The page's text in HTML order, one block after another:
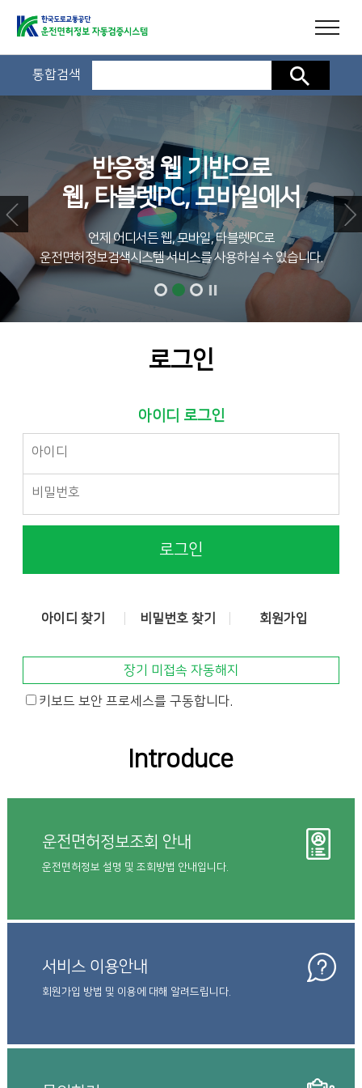
통합검색 검색
반응형 웹 기반으로
웹, 타블렛PC, 모바일에서
언제 어디서든 웹, 모바일, 타블렛PC로
운전면허정보검색시스템 서비스를 사용하실 수 있습니다.
로그인
아이디 로그인
로그인
아이디 찾기 비밀번호 찾기 회원가입
장기 미접속 자동해지
키보드 보안 프로세스를 구동합니다.
Introduce
운전면허정보조회 안내
운전면허정보 설명 및 조회방법 안내입니다.
서비스 이용안내
회원가입 방법 및 이용에 대해 알려드립니다.